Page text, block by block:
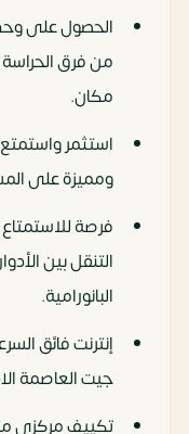
الحصول على
من فرق
مكان.
استثمر
ومميزة على
فرصة للاستمتاع
التنقل بين
البانورامية.
إنترنت فائق
جيت العاصمة
تكييف مركزي